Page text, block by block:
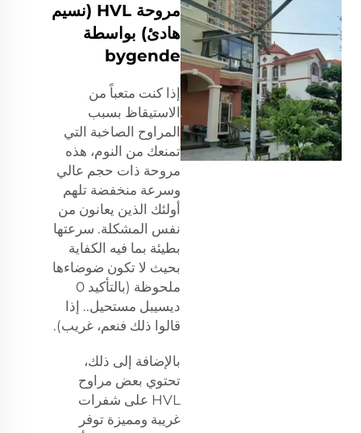
مروحة HVL (نسيم
هادئ) بواسطة
bygende
إذا كنت متعباً من
الاستيقاظ بسبب
المراوح الصاخبة التي
تمنعك من النوم، هذه
مروحة ذات حجم عالي
وسرعة منخفضة تلهم
أولئك الذين يعانون من
نفس المشكلة. سرعتها
بطيئة بما فيه الكفاية
بحيث لا تكون ضوضاءها
ملحوظة (بالتأكيد 0
ديسيبل مستحيل.. إذا
قالوا ذلك فنعم، غريب).
بالإضافة إلى ذلك،
تحتوي بعض مراوح
HVL على شفرات
غريبة ومميزة توفر